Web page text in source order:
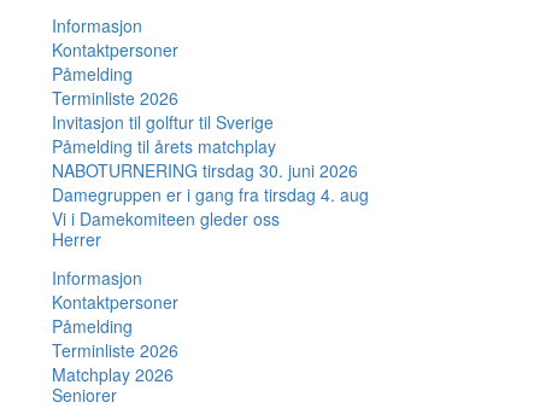
Informasjon
Kontaktpersoner
Påmelding
Terminliste 2026
Invitasjon til golftur til Sverige
Påmelding til årets matchplay
NABOTURNERING tirsdag 30. juni 2026
Damegruppen er i gang fra tirsdag 4. aug
Vi i Damekomiteen gleder oss
Herrer
Informasjon
Kontaktpersoner
Påmelding
Terminliste 2026
Matchplay 2026
Seniorer